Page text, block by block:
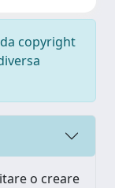
copyright
o creare